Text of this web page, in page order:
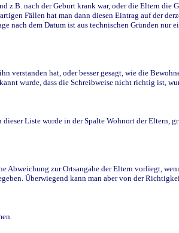
nach der Geburt krank war, oder die Eltern die
Fällen hat man dann diesen Eintrag auf der
nach dem Datum ist aus technischen Gründen nur
hat, oder besser gesagt, wie die
wurde, dass die Schreibweise nicht richtig ist,
Liste wurde in der Spalte Wohnort der Eltern,
Abweichung zur Ortsangabe der Eltern vorliegt,
Überwiegend kann man aber von der